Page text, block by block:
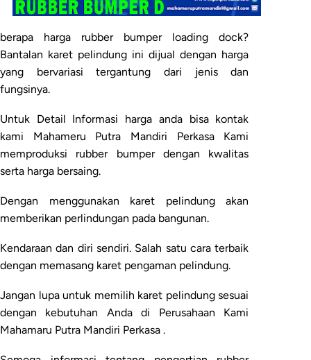
berapa harga rubber bumper loading dock?
Bantalan karet pelindung ini dijual dengan harga
yang bervariasi tergantung dari jenis dan
fungsinya.
Untuk Detail Informasi harga anda bisa kontak
kami Mahameru Putra Mandiri Perkasa Kami
memproduksi rubber bumper dengan kwalitas
serta harga bersaing.
Dengan menggunakan karet pelindung akan
memberikan perlindungan pada bangunan.
Kendaraan dan diri sendiri. Salah satu cara terbaik
dengan memasang karet pengaman pelindung.
Jangan lupa untuk memilih karet pelindung sesuai
dengan kebutuhan Anda di Perusahaan Kami
Mahamaru Putra Mandiri Perkasa .